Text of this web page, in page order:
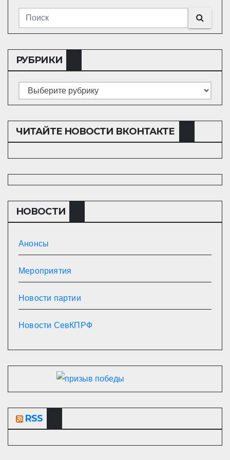
РУБРИКИ
Рубрики
ЧИТАЙТЕ НОВОСТИ ВКОНТАКТЕ
НОВОСТИ
Анонсы
Мероприятия
Новости партии
Новости СевКПРФ
RSS